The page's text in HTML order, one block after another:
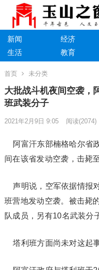
新闻 经济
生活
教育
首页 未分类
大批战斗机夜间空袭，
班武装分子
2021年2月9日 9:05 阅读(2074)
阿富汗东部楠格哈尔省
间在该省发动空袭，击毙
声明说，空军依据情报
班营地发动空袭。被击毙
队成员，另有10名武装分
塔利班方面尚未对这起